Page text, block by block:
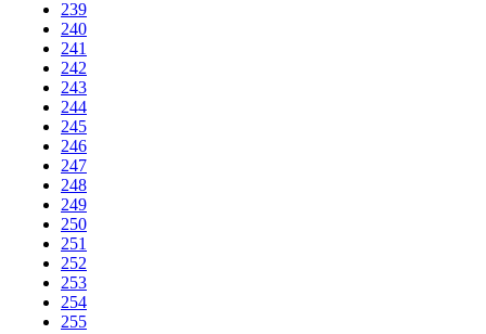
239
240
241
242
243
244
245
246
247
248
249
250
251
252
253
254
255